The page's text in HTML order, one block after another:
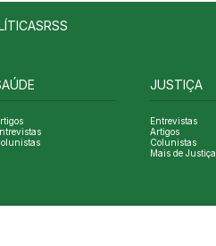
RSS
JUSTIÇA
Entrevistas
Artigos
Colunistas
Mais de Justiça